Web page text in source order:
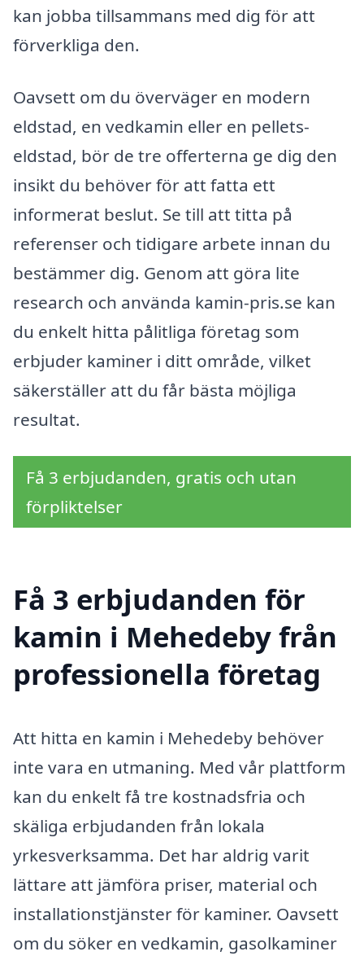
kan jobba tillsammans med dig för att
förverkliga den.
Oavsett om du överväger en modern
eldstad, en vedkamin eller en pellets-
eldstad, bör de tre offerterna ge dig den
insikt du behöver för att fatta ett
informerat beslut. Se till att titta på
referenser och tidigare arbete innan du
bestämmer dig. Genom att göra lite
research och använda kamin-pris.se kan
du enkelt hitta pålitliga företag som
erbjuder kaminer i ditt område, vilket
säkerställer att du får bästa möjliga
resultat.
Få 3 erbjudanden, gratis och utan
förpliktelser
Få 3 erbjudanden för
kamin i Mehedeby från
professionella företag
Att hitta en kamin i Mehedeby behöver
inte vara en utmaning. Med vår plattform
kan du enkelt få tre kostnadsfria och
skäliga erbjudanden från lokala
yrkesverksamma. Det har aldrig varit
lättare att jämföra priser, material och
installationstjänster för kaminer. Oavsett
om du söker en vedkamin, gasolkaminer